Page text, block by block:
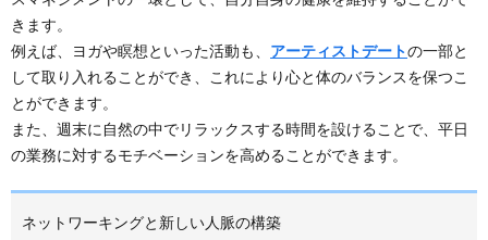
きます。
例えば、ヨガや瞑想といった活動も、 アーティストデートの一部と
して取り入れることができ、これにより心と体のバランスを保つこ
とができます。
また、週末に自然の中でリラックスする時間を設けることで、平日
の業務に対するモチベーションを高めることができます。
ネットワーキングと新しい人脈の構築